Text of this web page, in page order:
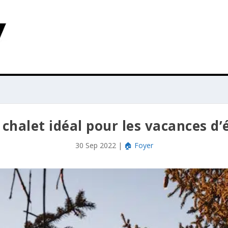
chalet idéal pour les vacances
30 Sep 2022| 🏠 Foyer